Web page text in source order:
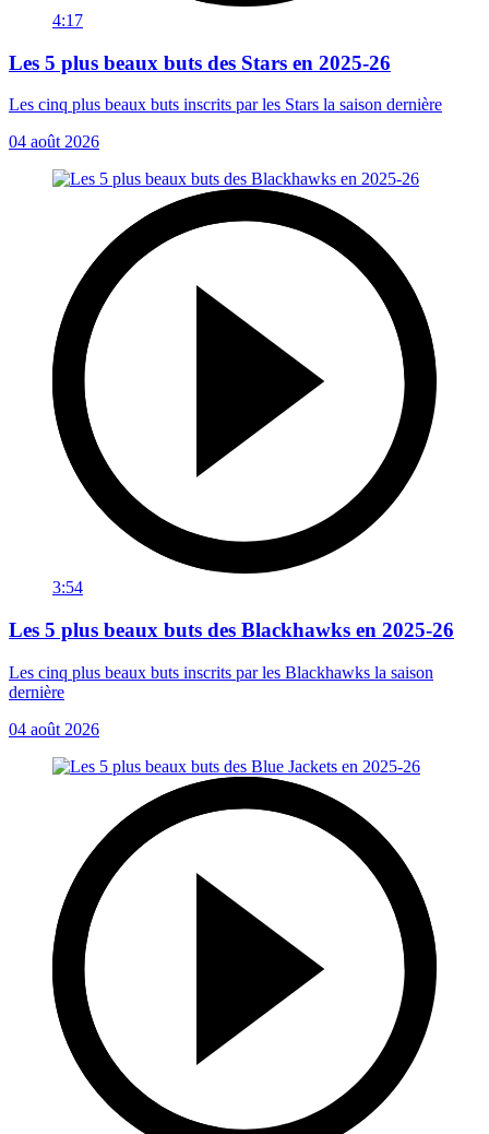
4:17
Les 5 plus beaux buts des Stars en 2025-26
Les cinq plus beaux buts inscrits par les Stars la saison dernière
04 août 2026
3:54
Les 5 plus beaux buts des Blackhawks en 2025-26
Les cinq plus beaux buts inscrits par les Blackhawks la saison
dernière
04 août 2026